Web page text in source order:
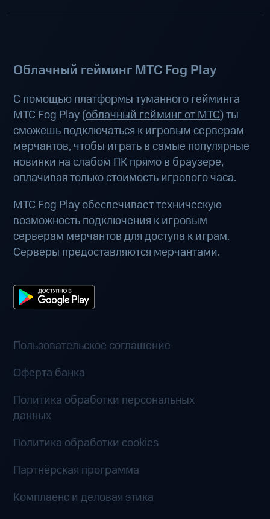
Облачный гейминг МТС Fog Play
С помощью платформы туманного гейминга
МТС Fog Play (облачный гейминг от МТС) ты
сможешь подключаться к игровым серверам
мерчантов, чтобы играть в самые популярные
новинки на слабом ПК прямо в браузере,
оплачивая только стоимость игрового часа.
МТС Fog Play обеспечивает техническую
возможность подключения к игровым
серверам мерчантов для доступа к играм.
Серверы предоставляются мерчантами.
Пользовательское соглашение
Оферта банка
Политика обработки персональных
данных
Политика обработки cookies
Партнёрская программа
Комплаенс и деловая этика